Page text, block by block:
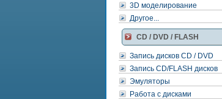
3D моделирование
Другое...
CD / DVD / FLASH
Запись дисков CD / DVD
Запись CD/FLASH дисков
Эмуляторы
Работа с дисками